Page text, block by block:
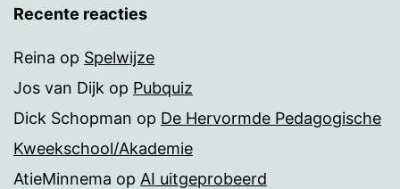
Recente reacties
Reina op Spelwijze
Jos van Dijk op Pubquiz
Dick Schopman op De Hervormde Pedagogische
Kweekschool/Akademie
AtieMinnema op AI uitgeprobeerd